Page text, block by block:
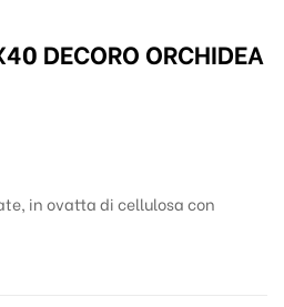
DECORO ORCHIDEA
in ovatta di cellulosa con